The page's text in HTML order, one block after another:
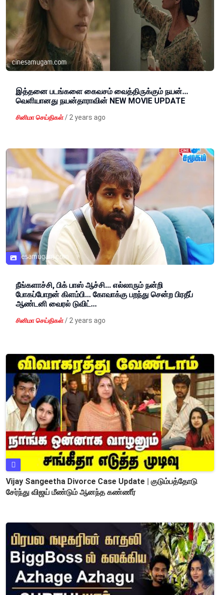
இத்தனை படங்களை கைவசம் வைத்திருக்கும் நயன்...
வெளியானது நயன்தாராவின் NEW MOVIE UPDATE
சினிமா செய்திகள் / 2 years ago
நீங்களாச்சி, பிக் பாஸ் ஆச்சி... எல்லாரும் நன்றி
போகப்போறன் கிளம்பி... கோவாக்கு பறந்து சென்ற பிரதீப்
ஆண்டனி வைரல் டுவிட்...
சினிமா செய்திகள் / 2 years ago
Vijay Sangeetha Divorce Case Update | குடும்பத்தோடு
சேர்ந்து விஜய் மீண்டும் ஆனந்த கண்ணீர்